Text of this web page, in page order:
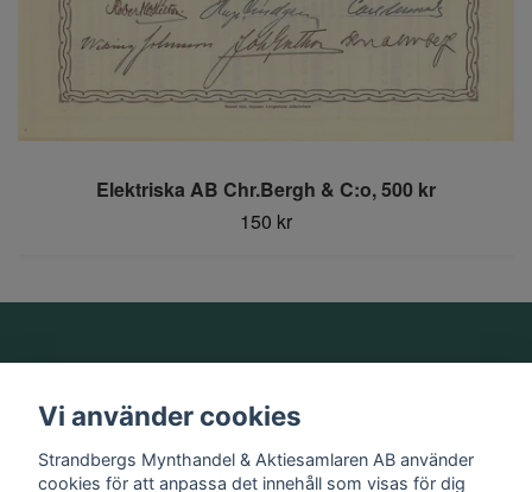
Elektriska AB Chr.Bergh & C:o, 500 kr
150 kr
Information
Vi använder cookies
Strandbergs Mynthandel & Aktiesamlaren AB använder
cookies för att anpassa det innehåll som visas för dig